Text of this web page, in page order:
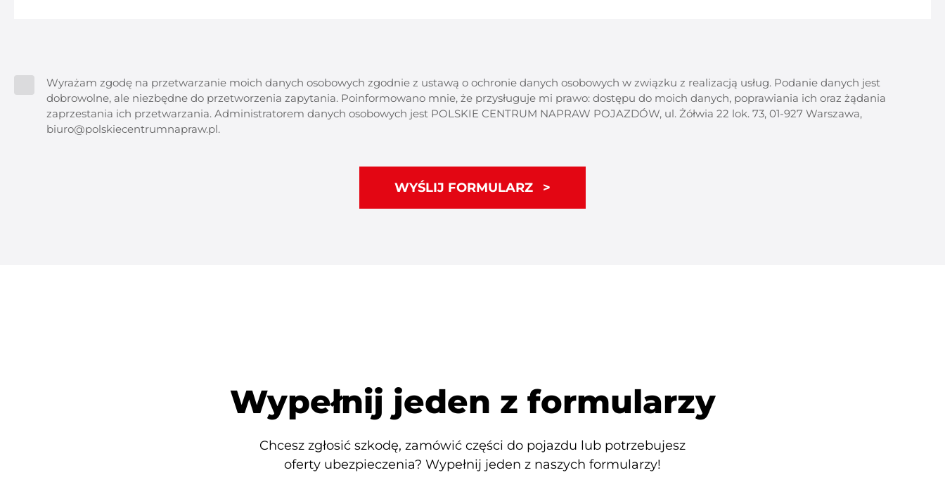
Wyrażam zgodę na przetwarzanie moich danych osobowych zgodnie z ustawą o ochronie danych osobowych w związku z realizacją usług. Podanie danych jest
dobrowolne, ale niezbędne do przetworzenia zapytania. Poinformowano mnie, że przysługuje mi prawo: dostępu do moich danych, poprawiania ich oraz żądania
zaprzestania ich przetwarzania. Administratorem danych osobowych jest POLSKIE CENTRUM NAPRAW POJAZDÓW, ul. Żółwia 22 lok. 73, 01-927 Warszawa,
biuro@polskiecentrumnapraw.pl.
WYŚLIJ FORMULARZ
Wypełnij jeden z formularzy
Chcesz zgłosić szkodę, zamówić części do pojazdu lub potrzebujesz
oferty ubezpieczenia? Wypełnij jeden z naszych formularzy!